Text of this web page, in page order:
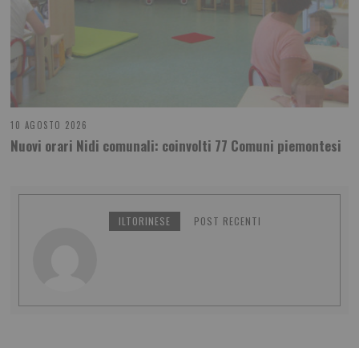
10 AGOSTO 2026
Nuovi orari Nidi comunali: coinvolti 77 Comuni piemontesi
ILTORINESE POST RECENTI